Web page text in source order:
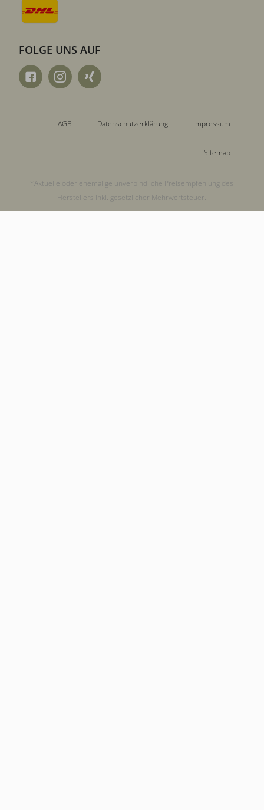
FOLGE UNS AUF
AGB Datenschutzerklärung Impressum
Sitemap
*Aktuelle oder ehemalige unverbindliche Preisempfehlung des
Herstellers inkl. gesetzlicher Mehrwertsteuer.